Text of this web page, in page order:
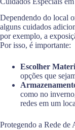
Dependendo do local
alguns cuidados
por exemplo, a
Por isso, é importante:
Escolher
opções que
como no
redes em um
Protegendo a Rede de